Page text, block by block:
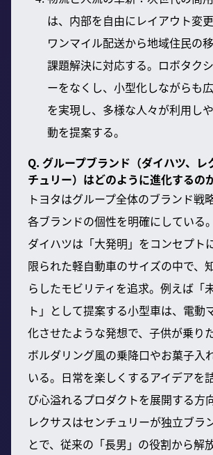
は、内部を自由にレイアウト変
ワンマイル配送から地域住民の
課題解決に対応する。ロボタク
ーをなくし、小型化しながらも
を実現し、多様な人々が利用し
動を提案する。
Q. グループブランド（ダイハツ、レ
チュリー）はどのように進化するの
トヨタはグループ全体のブランド戦
各ブランドの個性を明確にしている。
ダイハツは「大発明」をコンセプト
限られた軽自動車のサイズの中で、
らしたモビリティを追求。例えば「
ト」として提案する小型車は、電動
化させたような発想で、子供が乗り
ボルダリング風の乗降口やお菓子入
いる。日常を楽しくするアイデアを
び心溢れるプロダクトを展開する方
レクサスはセンチュリーが独立ブラ
とで、従来の「長男」の役割から解